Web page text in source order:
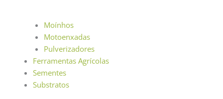
Moínhos
Motoenxadas
Pulverizadores
Ferramentas Agrícolas
Sementes
Substratos